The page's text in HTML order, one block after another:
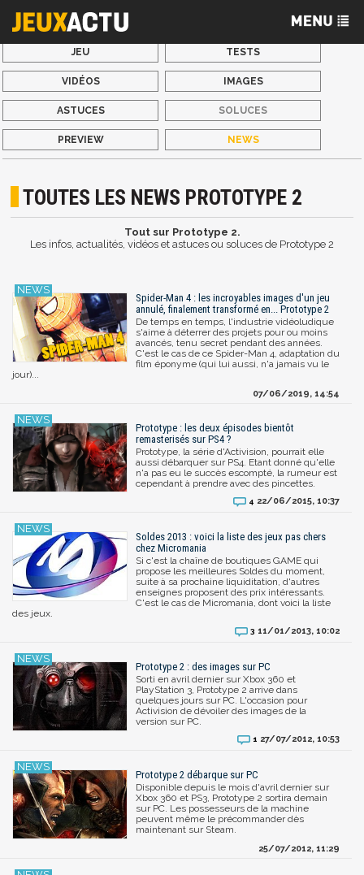
JEU TESTS
VIDÉOS IMAGES
ASTUCES SOLUCES
PREVIEW NEWS
TOUTES LES NEWS PROTOTYPE 2
Tout sur Prototype 2.
Les infos, actualités, vidéos et astuces ou soluces de Prototype 2
Spider-Man 4 : les incroyables images d'un jeu
annulé, finalement transformé en... Prototype 2
De temps en temps, l'industrie vidéoludique
s'aime à déterrer des projets pour ou moins
avancés, tenu secret pendant des années.
C'est le cas de ce Spider-Man 4, adaptation du
film éponyme (qui lui aussi, n'a jamais vu le
jour)...
07/06/2019, 14:54
Prototype : les deux épisodes bientôt
remasterisés sur PS4 ?
Prototype, la série d'Activision, pourrait elle
aussi débarquer sur PS4. Etant donné qu'elle
n'a pas eu le succès escompté, la rumeur est
cependant à prendre avec des pincettes.
4 22/06/2015, 10:37
Soldes 2013 : voici la liste des jeux pas chers
chez Micromania
Si c'est la chaîne de boutiques GAME qui
propose les meilleures Soldes du moment,
suite à sa prochaine liquiditation, d'autres
enseignes proposent des prix intéressants.
C'est le cas de Micromania, dont voici la liste
des jeux.
3 11/01/2013, 10:02
Prototype 2 : des images sur PC
Sorti en avril dernier sur Xbox 360 et
PlayStation 3, Prototype 2 arrive dans
quelques jours sur PC. L'occasion pour
Activision de dévoiler des images de la
version sur PC.
1 27/07/2012, 10:53
Prototype 2 débarque sur PC
Disponible depuis le mois d'avril dernier sur
Xbox 360 et PS3, Prototype 2 sortira demain
sur PC. Les possesseurs de la machine
peuvent même le précommander dès
maintenant sur Steam.
25/07/2012, 11:29